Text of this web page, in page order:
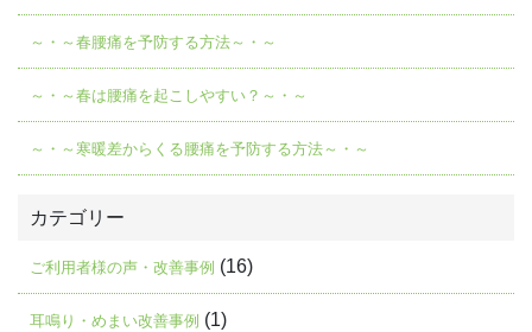
～・～春腰痛を予防する方法～・～
～・～春は腰痛を起こしやすい？～・～
～・～寒暖差からくる腰痛を予防する方法～・～
カテゴリー
ご利用者様の声・改善事例 (16)
耳鳴り・めまい改善事例 (1)